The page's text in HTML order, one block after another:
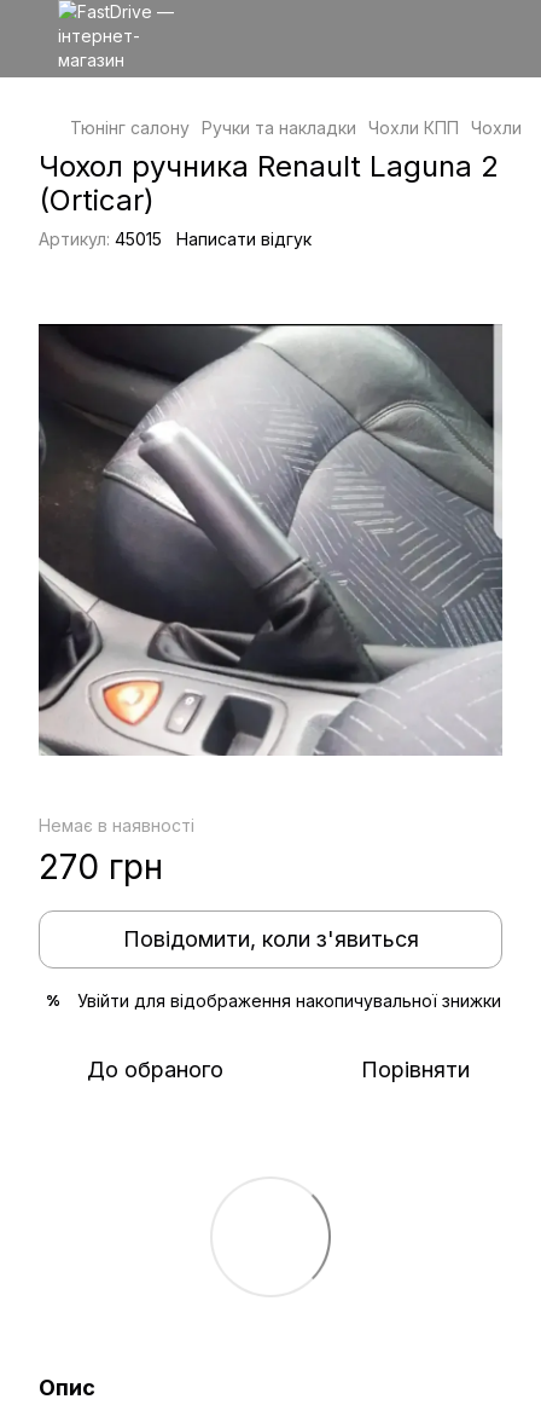
Тюнінг салону Ручки та накладки Чохли КПП Чохли
Чохол ручника Renault Laguna 2
(Orticar)
Артикул: 45015 Написати відгук
Немає в наявності
270 грн
Повідомити, коли з'явиться
% Увійти для відображення накопичувальної знижки
До обраного Порівняти
Опис